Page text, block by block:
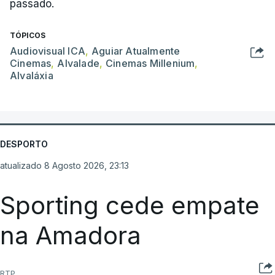
passado.
TÓPICOS
Audiovisual ICA, Aguiar Atualmente
Cinemas, Alvalade, Cinemas Millenium,
Alvaláxia
DESPORTO
atualizado 8 Agosto 2026, 23:13
Sporting cede empate
na Amadora